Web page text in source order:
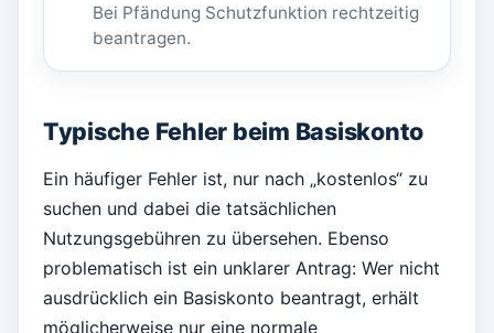
Bei Pfändung Schutzfunktion rechtzeitig
beantragen.
Typische Fehler beim Basiskonto
Ein häufiger Fehler ist, nur nach „kostenlos“ zu
suchen und dabei die tatsächlichen
Nutzungsgebühren zu übersehen. Ebenso
problematisch ist ein unklarer Antrag: Wer nicht
ausdrücklich ein Basiskonto beantragt, erhält
möglicherweise nur eine normale